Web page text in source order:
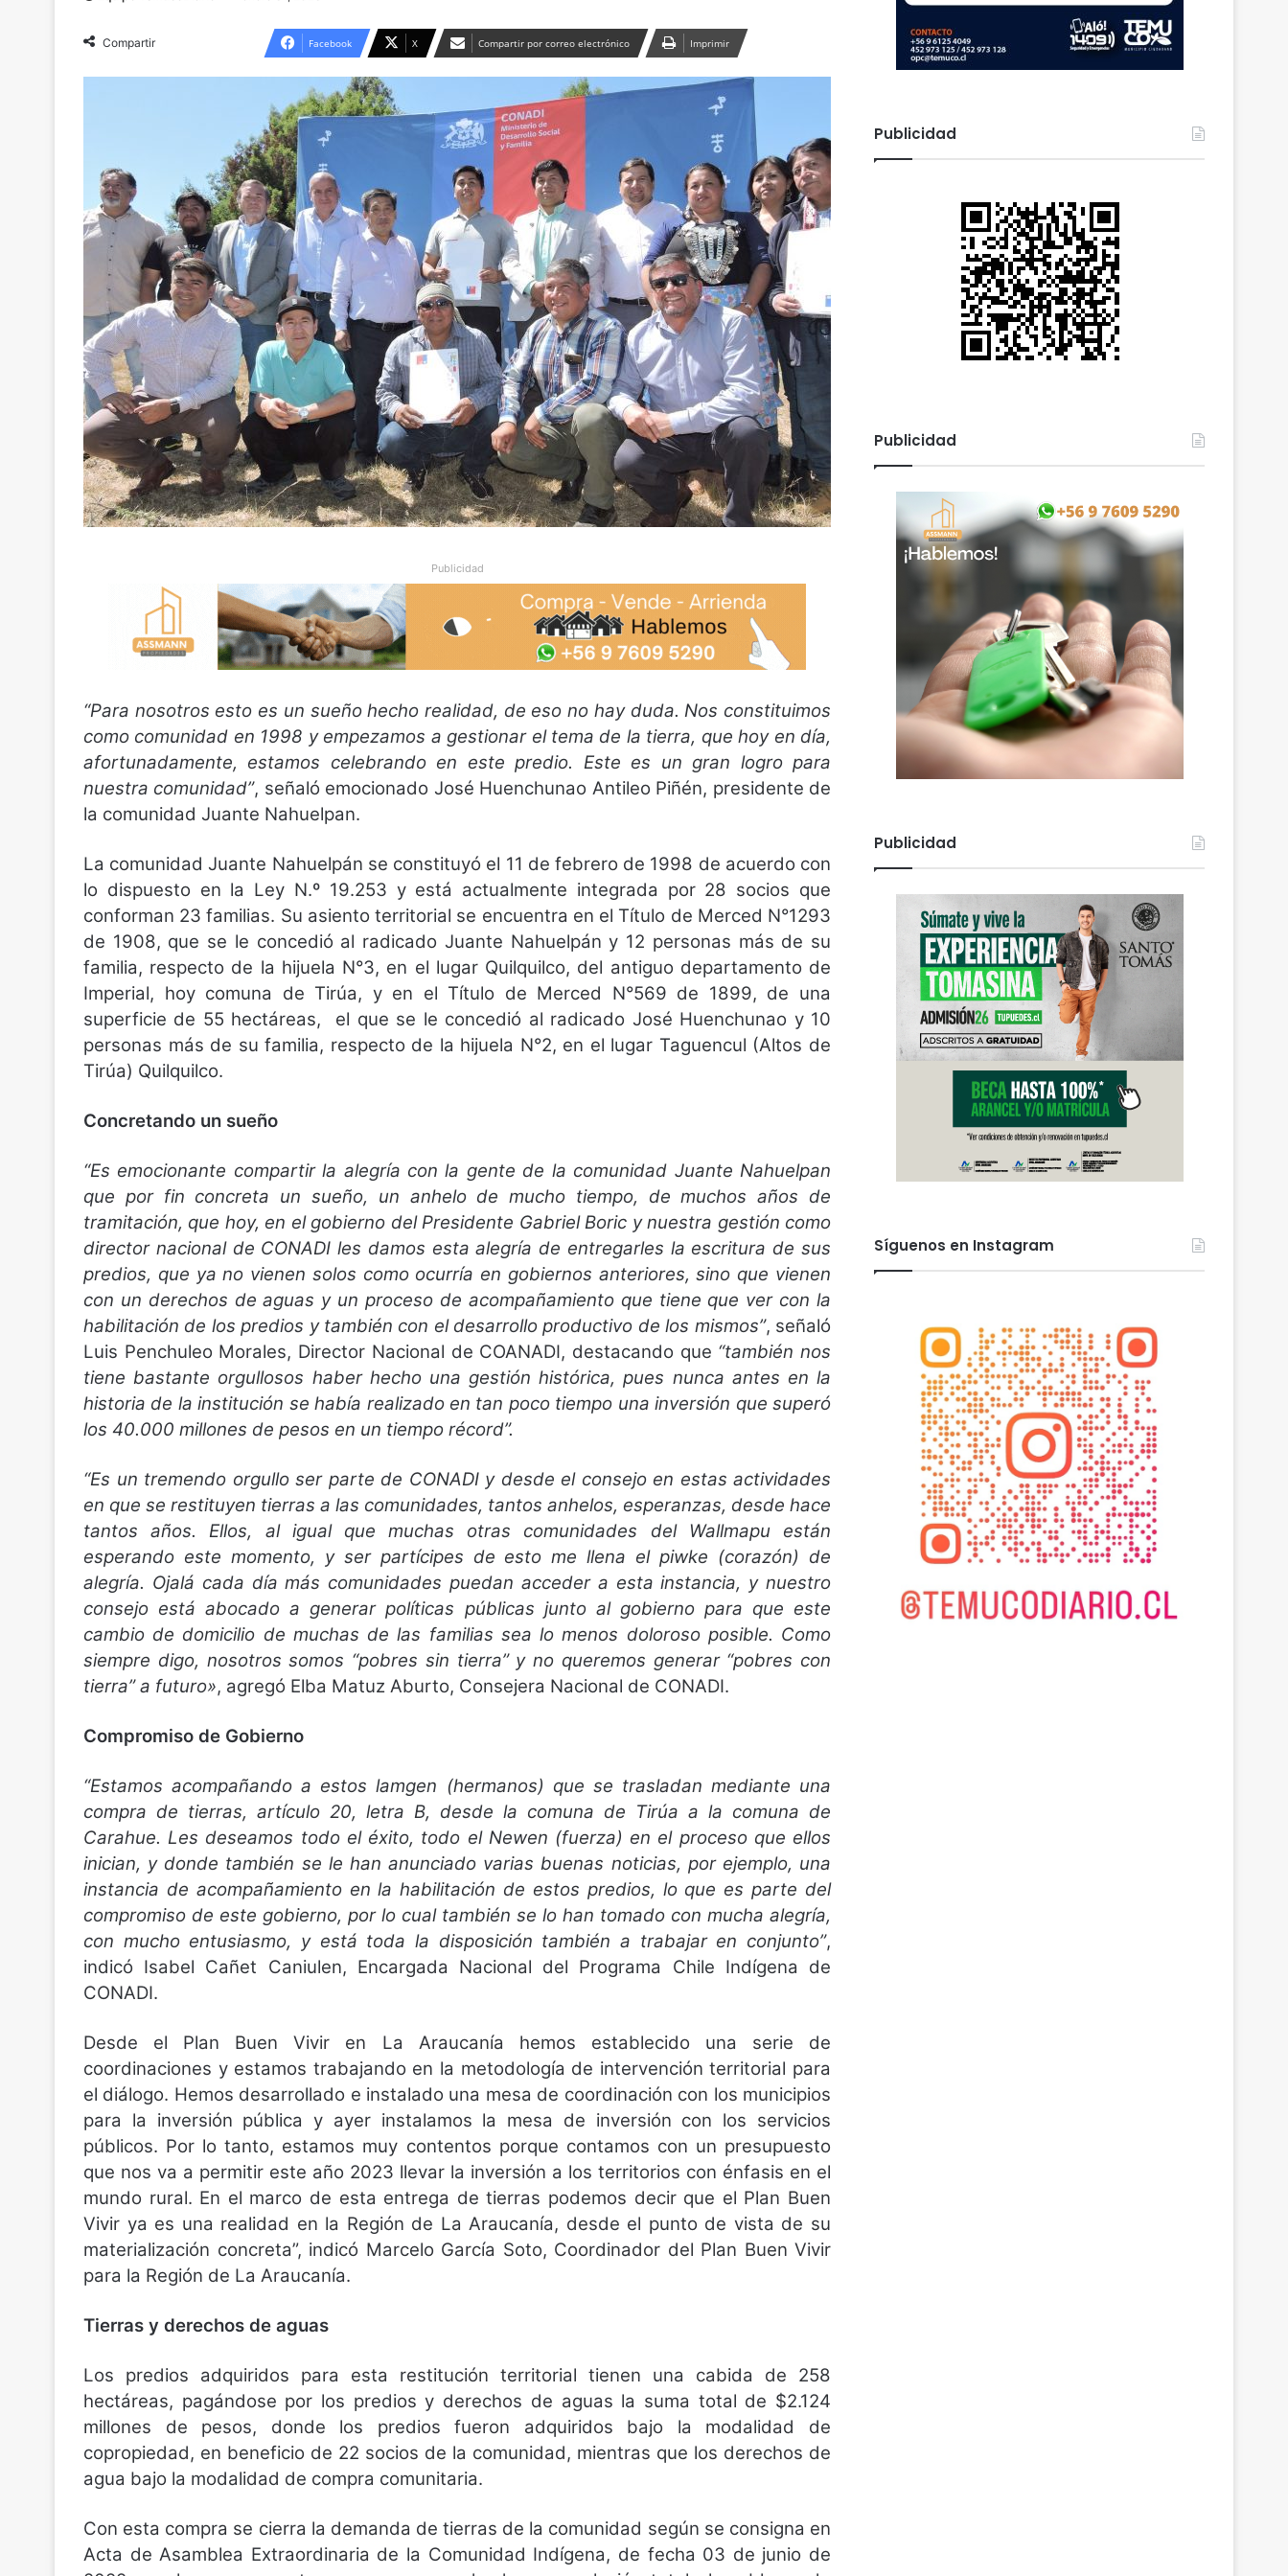
Compartir Facebook X Compartir por correo electrónico Imprimir
Publicidad
“Para nosotros esto es un sueño hecho realidad, de eso no hay duda. Nos constituimos
como comunidad en 1998 y empezamos a gestionar el tema de la tierra, que hoy en día,
afortunadamente, estamos celebrando en este predio. Este es un gran logro para
nuestra comunidad”, señaló emocionado José Huenchunao Antileo Piñén, presidente de
la comunidad Juante Nahuelpan.
La comunidad Juante Nahuelpán se constituyó el 11 de febrero de 1998 de acuerdo con
lo dispuesto en la Ley N.º 19.253 y está actualmente integrada por 28 socios que
conforman 23 familias. Su asiento territorial se encuentra en el Título de Merced N°1293
de 1908, que se le concedió al radicado Juante Nahuelpán y 12 personas más de su
familia, respecto de la hijuela N°3, en el lugar Quilquilco, del antiguo departamento de
Imperial, hoy comuna de Tirúa, y en el Título de Merced N°569 de 1899, de una
superficie de 55 hectáreas, el que se le concedió al radicado José Huenchunao y 10
personas más de su familia, respecto de la hijuela N°2, en el lugar Taguencul (Altos de
Tirúa) Quilquilco.
Concretando un sueño
“Es emocionante compartir la alegría con la gente de la comunidad Juante Nahuelpan
que por fin concreta un sueño, un anhelo de mucho tiempo, de muchos años de
tramitación, que hoy, en el gobierno del Presidente Gabriel Boric y nuestra gestión como
director nacional de CONADI les damos esta alegría de entregarles la escritura de sus
predios, que ya no vienen solos como ocurría en gobiernos anteriores, sino que vienen
con un derechos de aguas y un proceso de acompañamiento que tiene que ver con la
habilitación de los predios y también con el desarrollo productivo de los mismos”, señaló
Luis Penchuleo Morales, Director Nacional de COANADI, destacando que “también nos
tiene bastante orgullosos haber hecho una gestión histórica, pues nunca antes en la
historia de la institución se había realizado en tan poco tiempo una inversión que superó
los 40.000 millones de pesos en un tiempo récord”.
“Es un tremendo orgullo ser parte de CONADI y desde el consejo en estas actividades
en que se restituyen tierras a las comunidades, tantos anhelos, esperanzas, desde hace
tantos años. Ellos, al igual que muchas otras comunidades del Wallmapu están
esperando este momento, y ser partícipes de esto me llena el piwke (corazón) de
alegría. Ojalá cada día más comunidades puedan acceder a esta instancia, y nuestro
consejo está abocado a generar políticas públicas junto al gobierno para que este
cambio de domicilio de muchas de las familias sea lo menos doloroso posible. Como
siempre digo, nosotros somos “pobres sin tierra” y no queremos generar “pobres con
tierra” a futuro», agregó Elba Matuz Aburto, Consejera Nacional de CONADI.
Compromiso de Gobierno
“Estamos acompañando a estos lamgen (hermanos) que se trasladan mediante una
compra de tierras, artículo 20, letra B, desde la comuna de Tirúa a la comuna de
Carahue. Les deseamos todo el éxito, todo el Newen (fuerza) en el proceso que ellos
inician, y donde también se le han anunciado varias buenas noticias, por ejemplo, una
instancia de acompañamiento en la habilitación de estos predios, lo que es parte del
compromiso de este gobierno, por lo cual también se lo han tomado con mucha alegría,
con mucho entusiasmo, y está toda la disposición también a trabajar en conjunto”,
indicó Isabel Cañet Caniulen, Encargada Nacional del Programa Chile Indígena de
CONADI.
Desde el Plan Buen Vivir en La Araucanía hemos establecido una serie de
coordinaciones y estamos trabajando en la metodología de intervención territorial para
el diálogo. Hemos desarrollado e instalado una mesa de coordinación con los municipios
para la inversión pública y ayer instalamos la mesa de inversión con los servicios
públicos. Por lo tanto, estamos muy contentos porque contamos con un presupuesto
que nos va a permitir este año 2023 llevar la inversión a los territorios con énfasis en el
mundo rural. En el marco de esta entrega de tierras podemos decir que el Plan Buen
Vivir ya es una realidad en la Región de La Araucanía, desde el punto de vista de su
materialización concreta”, indicó Marcelo García Soto, Coordinador del Plan Buen Vivir
para la Región de La Araucanía.
Tierras y derechos de aguas
Los predios adquiridos para esta restitución territorial tienen una cabida de 258
hectáreas, pagándose por los predios y derechos de aguas la suma total de $2.124
millones de pesos, donde los predios fueron adquiridos bajo la modalidad de
copropiedad, en beneficio de 22 socios de la comunidad, mientras que los derechos de
agua bajo la modalidad de compra comunitaria.
Con esta compra se cierra la demanda de tierras de la comunidad según se consigna en
Acta de Asamblea Extraordinaria de la Comunidad Indígena, de fecha 03 de junio de
Publicidad
Publicidad
Publicidad
Síguenos en Instagram